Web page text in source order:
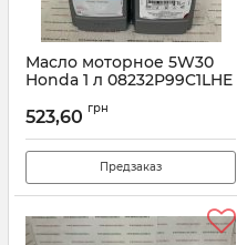
Масло моторное 5W30
Honda 1 л 08232P99C1LHE
523,60 грн
Предзаказ